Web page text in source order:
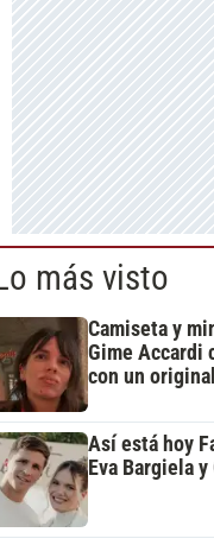
más visto
Camiseta y
Gime Accardi
con un
Así está hoy
Eva Bargiela